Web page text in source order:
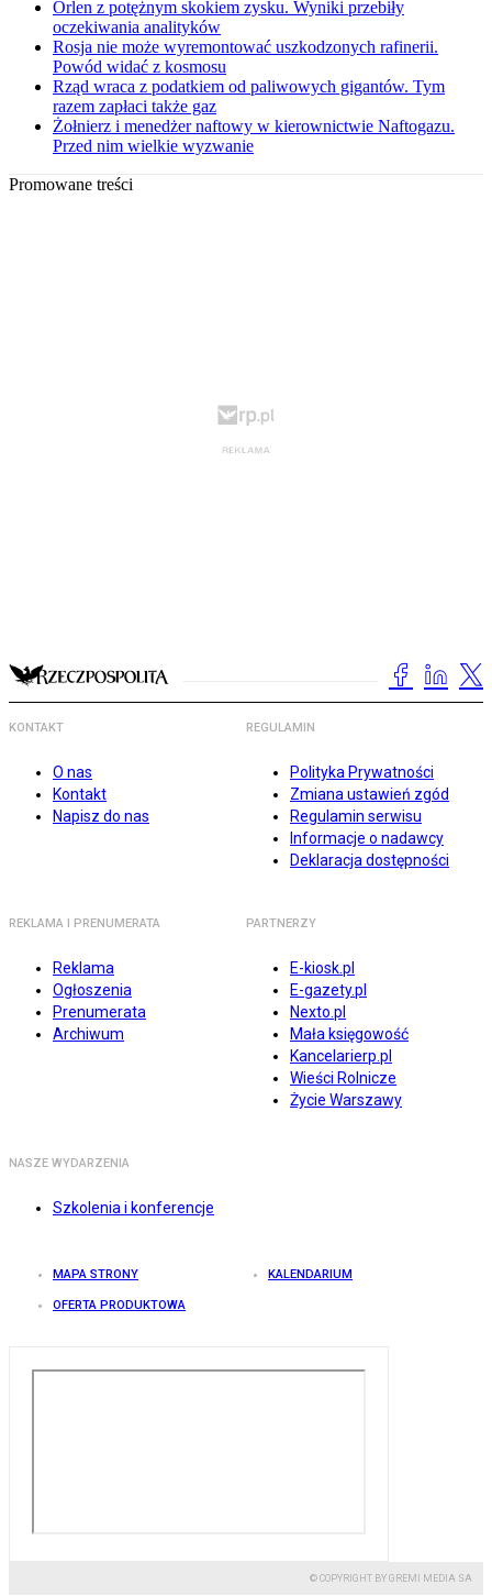
Orlen z potężnym skokiem zysku. Wyniki przebiły
oczekiwania analityków
Rosja nie może wyremontować uszkodzonych rafinerii.
Powód widać z kosmosu
Rząd wraca z podatkiem od paliwowych gigantów. Tym
razem zapłaci także gaz
Żołnierz i menedżer naftowy w kierownictwie Naftogazu.
Przed nim wielkie wyzwanie
Promowane treści
KONTAKT
O nas
Kontakt
Napisz do nas
REGULAMIN
Polityka Prywatności
Zmiana ustawień zgód
Regulamin serwisu
Informacje o nadawcy
Deklaracja dostępności
REKLAMA I PRENUMERATA
Reklama
Ogłoszenia
Prenumerata
Archiwum
PARTNERZY
E-kiosk.pl
E-gazety.pl
Nexto.pl
Mała księgowość
Kancelarierp.pl
Wieści Rolnicze
Życie Warszawy
NASZE WYDARZENIA
Szkolenia i konferencje
MAPA STRONY KALENDARIUM
OFERTA PRODUKTOWA
© COPYRIGHT BY GREMI MEDIA SA